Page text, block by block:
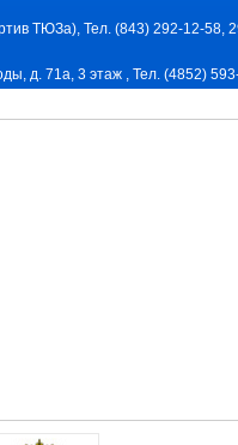
ТЮЗа), Тел. (843) 292-12-
д. 71a, 3 этаж , Тел. (4852)